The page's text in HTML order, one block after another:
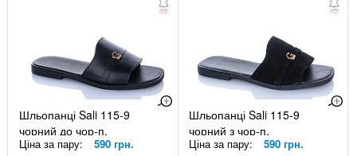
Шльопанці Sali 115-9
чорний до чор-п.
Ціна за пару: 590 грн.
Шльопанці Sali 115-9
чорний з чор-п.
Ціна за пару: 590 грн.